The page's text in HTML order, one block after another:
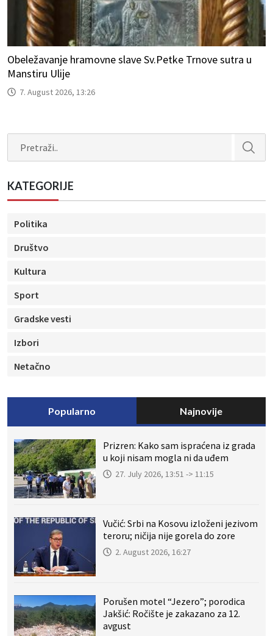
Obeležavanje hramovne slave Sv.Petke Trnove sutra u
Manstiru Ulije
7. August 2026, 13:26
KATEGORIJE
Politika
Društvo
Kultura
Sport
Gradske vesti
Izbori
Netačno
Popularno Najnovije
Prizren: Kako sam ispraćena iz grada
u koji nisam mogla ni da uđem
27. July 2026, 13:51 -> 11:15
Vučić: Srbi na Kosovu izloženi jezivom
teroru; ničija nije gorela do zore
2. August 2026, 16:27
Porušen motel “Jezero”; porodica
Jakšić: Ročište je zakazano za 12.
avgust